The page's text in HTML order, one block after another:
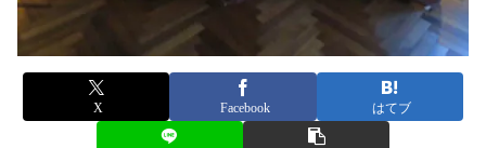
X Facebook はてブ